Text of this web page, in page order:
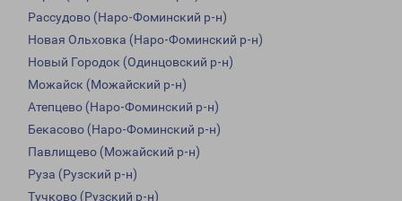
Рассудово (Наро-Фоминский р-н)
Новая Ольховка (Наро-Фоминский р-н)
Новый Городок (Одинцовский р-н)
Можайск (Можайский р-н)
Атепцево (Наро-Фоминский р-н)
Бекасово (Наро-Фоминский р-н)
Павлищево (Можайский р-н)
Руза (Рузский р-н)
Тучково (Рузский р-н)